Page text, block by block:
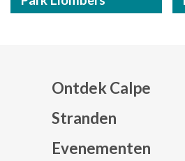
Ontdek Calpe
Stranden
Evenementen